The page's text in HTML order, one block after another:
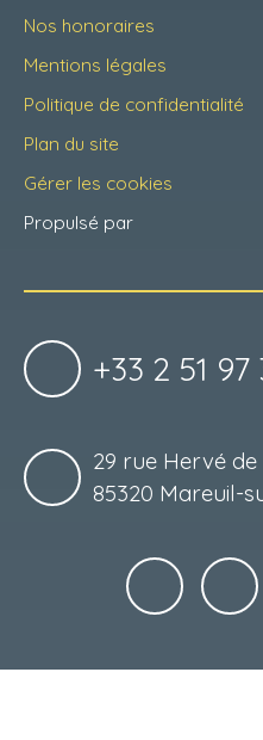
Nos honoraires
Mentions légales
Politique de confidentialité
Plan du site
Gérer les cookies
Propulsé par
+33 2 51 97
29 rue Hervé de
85320 Mareuil-